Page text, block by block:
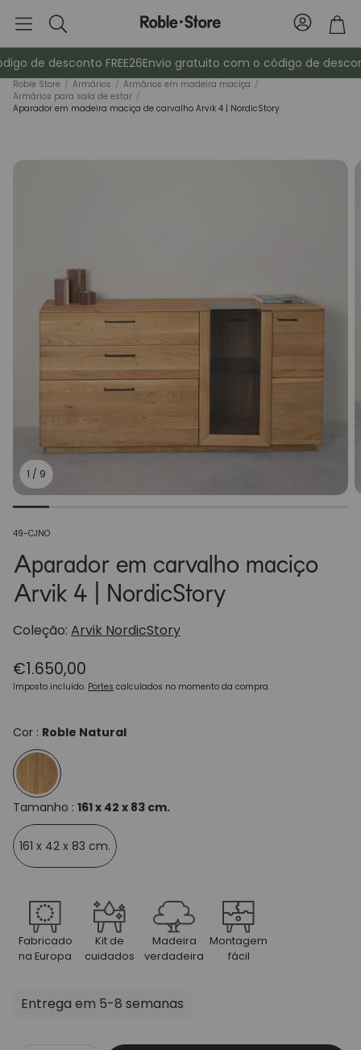
Pesquisa
Conta
Armários Mesas de
Bengaleiros
de desconto FREE26Envio gratuito com o código de
Roble Store / Armários / Armários em madeira maciça /
Armários para sala de estar /
Aparador em madeira maciça de carvalho Arvik 4 | NordicStory
1 / 9
SKU:
49-CJNO
Aparador em carvalho maciço
Arvik 4 | NordicStory
Coleção: Arvik NordicStory
Preço
normal
€1.650,00
Imposto incluído. Portes calculados no momento da compra.
Cor : Roble Natural
Tamanho : 161 x 42 x 83 cm.
161 x 42 x 83 cm.
Fabricado
na Europa
Kit de
cuidados
Madeira
verdadeira
Montagem
fácil
Entrega em 5-8 semanas